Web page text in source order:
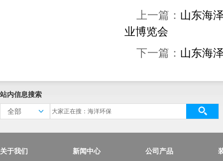
上一篇： 山东海
业博览会
下一篇： 山东海
站内信息搜索
全部
关于我们 新闻中心 公司产品